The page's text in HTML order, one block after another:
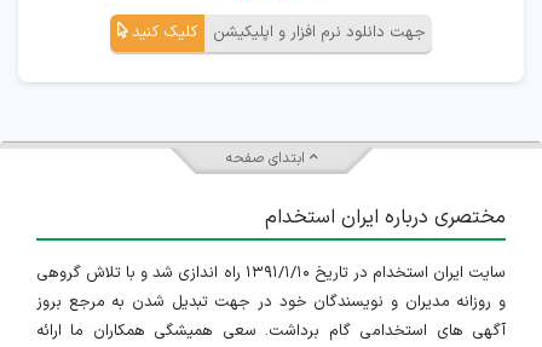
جهت دانلود نرم افزار و اپلیکیشن کلیک کنید
ابتدای صفحه
مختصری درباره ایران استخدام
سایت ایران استخدام در تاریخ ۱۳۹۱/۱/۱۰ راه اندازی شد و با تلاش گروهی
و روزانه مدیران و نویسندگان خود در جهت تبدیل شدن به مرجع بروز
آگهی های استخدامی گام برداشت. سعی همیشگی همکاران ما ارائه